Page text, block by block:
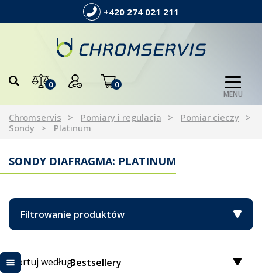
+420 274 021 211
0 0
MENU
Chromservis Pomiary i regulacja
Pomiar cieczy
Sondy
Platinum
SONDY DIAFRAGMA: PLATINUM
Filtrowanie produktów
Sortuj według:Bestsellery